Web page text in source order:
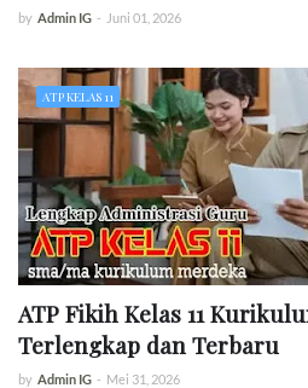
by Admin IG - Juni 01, 2026
ATP KELAS 11
ATP Fikih Kelas 11
Terlengkap dan Terbaru
by Admin IG - Mei 31, 2026